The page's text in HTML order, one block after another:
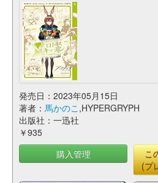
発売日：2023年05月15日
著者： 馬かのこ ,HYPERGRYPH
出版社：一迅社
￥935
購入管理
こ
(プ